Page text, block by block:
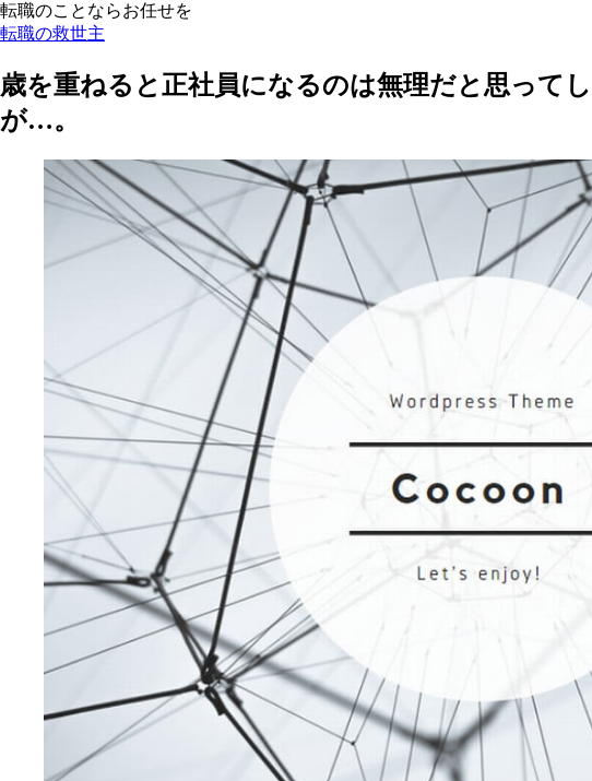
転職のことならお任せを
転職の救世主
歳を重ねると正社員になるのは無理だと思って
が…。